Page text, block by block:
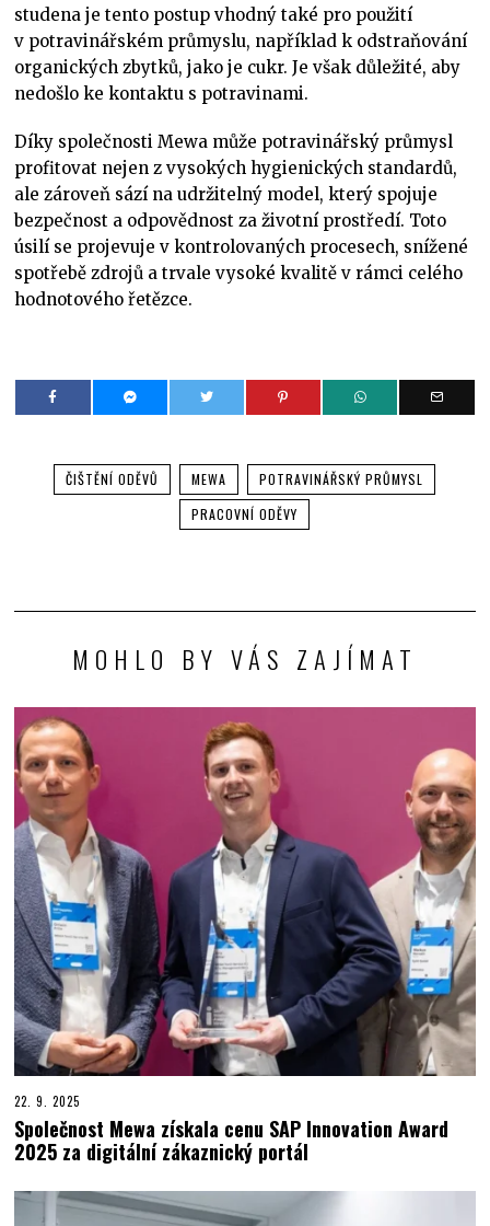
studena je tento postup vhodný také pro použití
v potravinářském průmyslu, například k odstraňování
organických zbytků, jako je cukr. Je však důležité, aby
nedošlo ke kontaktu s potravinami.
Díky společnosti Mewa může potravinářský průmysl
profitovat nejen z vysokých hygienických standardů,
ale zároveň sází na udržitelný model, který spojuje
bezpečnost a odpovědnost za životní prostředí. Toto
úsilí se projevuje v kontrolovaných procesech, snížené
spotřebě zdrojů a trvale vysoké kvalitě v rámci celého
hodnotového řetězce.
ČIŠTĚNÍ ODĚVŮ MEWA
POTRAVINÁŘSKÝ PRŮMYSL
PRACOVNÍ ODĚVY
MOHLO BY VÁS ZAJÍMAT
22. 9. 2025
Společnost Mewa získala cenu SAP Innovation Award
2025 za digitální zákaznický portál